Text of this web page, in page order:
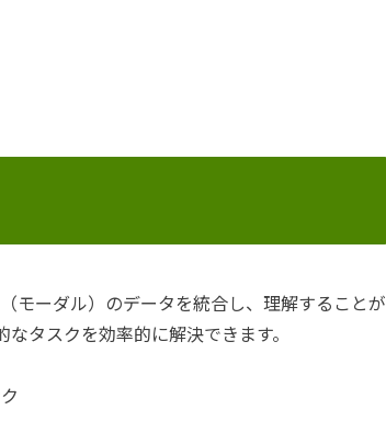
モーダル）のデータを統合し、理解することが
タスクを効率的に解決できます。